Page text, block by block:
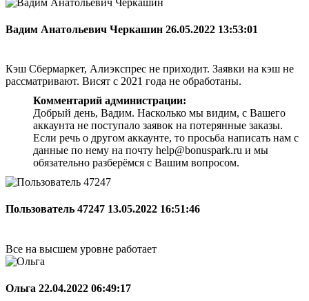
Вадим Анатольевич Черкашин 26.05.2022 13:53:01
Кэш Сбермаркет, Алиэкспрес не приходит. Заявки на кэш не
рассматривают. Висят с 2021 года не обработаны.
Комментарий администрации:
Добрый день, Вадим. Насколько мы видим, с Вашего
аккаунта не поступало заявок на потерянные заказы.
Если речь о другом аккаунте, то просьба написать нам с
данные по нему на почту help@bonuspark.ru и мы
обязательно разберёмся с Вашим вопросом.
Пользователь 47247 13.05.2022 16:51:46
Все на высшем уровне работает
Ольга 22.04.2022 06:49:17